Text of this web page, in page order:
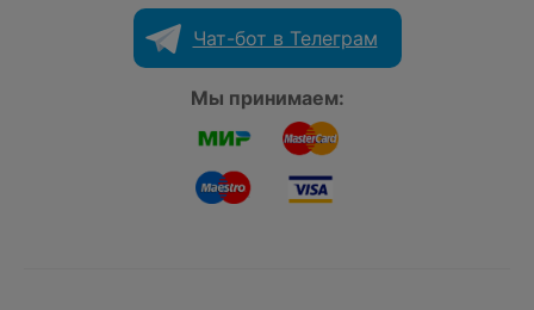
Чат-бот в Телеграм
Мы принимаем: